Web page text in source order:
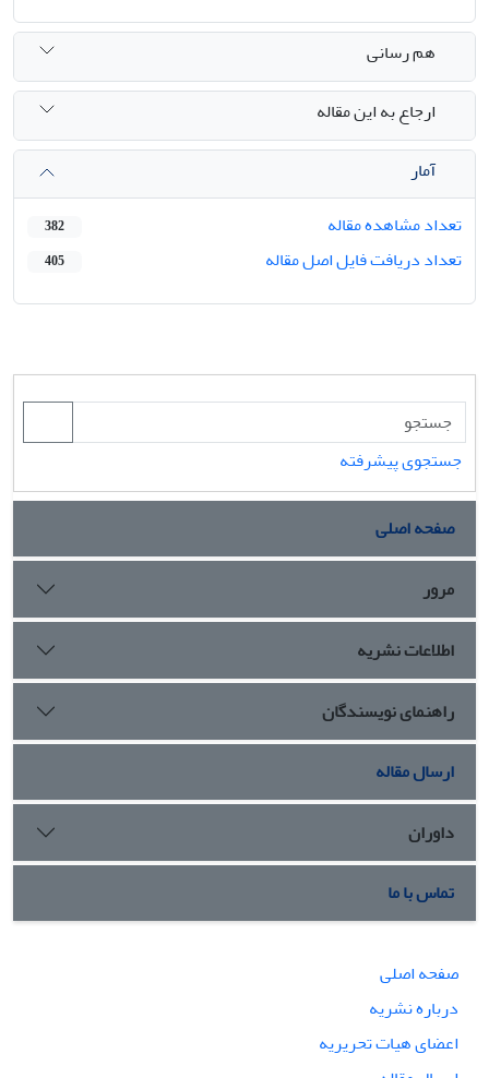
هم رسانی
ارجاع به این مقاله
آمار
تعداد مشاهده مقاله
382
تعداد دریافت فایل اصل مقاله 405
جستجوی پیشرفته
صفحه اصلی
مرور
اطلاعات نشریه
راهنمای نویسندگان
ارسال مقاله
داوران
تماس با ما
صفحه اصلی
درباره نشریه
اعضای هیات تحریریه